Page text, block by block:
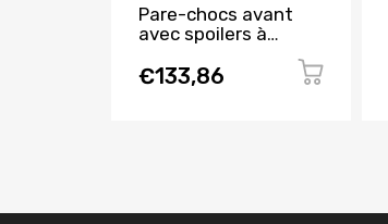
Pare-chocs avant
avec spoilers à
IBIZA de 2015 à 2016,
€133,86